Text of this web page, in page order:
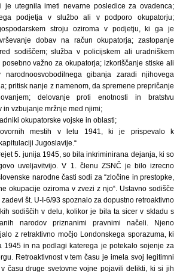
je utegnila imeti nevarne posledice za ovadenca;
podjetja v službo ali v podporo okupatorju;
stroju oziroma v podjetju, ki ga je
dobav na račun okupatorja; zastopanje
sodiščem; služba v policijskem ali uradniškem
važno za okupatorja; izkoriščanje stiske ali
narodnoosvobodilnega gibanja zaradi njihovega
pritisk nanje z namenom, da spremene prepričanje
delovanje proti enotnosti in bratstvu
in vzbujanje mržnje med njimi;
okupatorske vojske in oblasti;
mestih v letu 1941, ki je prispevalo k
Jugoslavije.“
5. junija 1945, so bila inkriminirana dejanja, ki so
uveljavitvijo. V 1. členu ZSNČ je bilo izrecno
narodne časti sodi za “zločine in prestopke,
okupacije oziroma v zvezi z njo“. Ustavno sodišče
št. U-I-6/93 spoznalo za dopustno retroaktivno
sodiščih v delu, kolikor je bila ta sicer v skladu s
narodov priznanimi pravnimi načeli. Njeno
z retraktivno močjo Londonskega sporazuma, ki
1945 in na podlagi katerega je potekalo sojenje za
Retroaktivnost v tem času je imela svoj legitimni
času druge svetovne vojne pojavili delikti, ki si jih